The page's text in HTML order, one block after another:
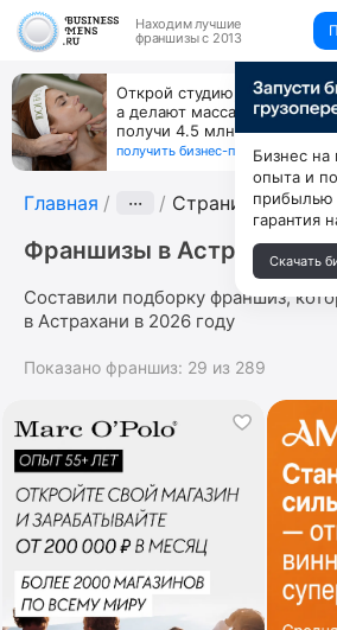
Находим лучшие
франшизы с 2013
Открой студию, где не
а делают массаж лица
получи 4.5 млн
получить бизнес-план ↓
Главная ··· Страница 3
Франшизы в Астрахани
Составили подборку франшиз,
в Астрахани в 2026 году
Показано франшиз: 29 из 289
Бизнес на
опыта и
прибылью
гарантия
Скачать